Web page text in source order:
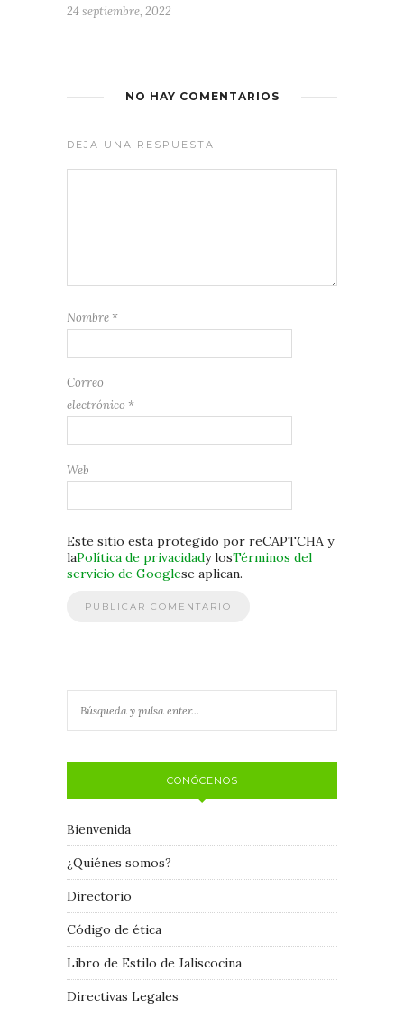
24 septiembre, 2022
NO HAY COMENTARIOS
DEJA UNA RESPUESTA
Nombre *
Correo
electrónico *
Web
Este sitio esta protegido por reCAPTCHA y
laPolítica de privacidady losTérminos del
servicio de Googlese aplican.
CONÓCENOS
Bienvenida
¿Quiénes somos?
Directorio
Código de ética
Libro de Estilo de Jaliscocina
Directivas Legales